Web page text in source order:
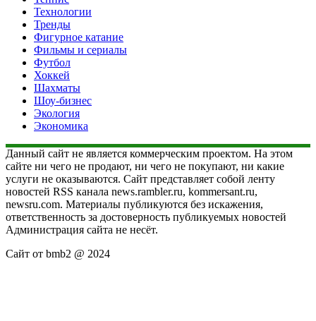
Технологии
Тренды
Фигурное катание
Фильмы и сериалы
Футбол
Хоккей
Шахматы
Шоу-бизнес
Экология
Экономика
Данный сайт не является коммерческим проектом. На этом
сайте ни чего не продают, ни чего не покупают, ни какие
услуги не оказываются. Сайт представляет собой ленту
новостей RSS канала news.rambler.ru, kommersant.ru,
newsru.com. Материалы публикуются без искажения,
ответственность за достоверность публикуемых новостей
Администрация сайта не несёт.
Сайт от bmb2 @ 2024